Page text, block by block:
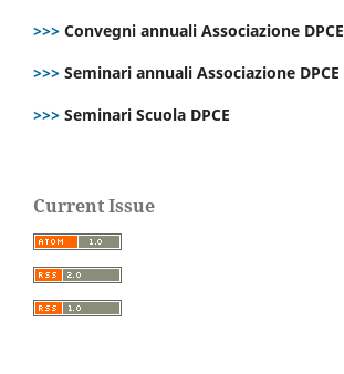
>>> Convegni annuali Associazione DPCE
>>> Seminari annuali Associazione DPCE
>>> Seminari Scuola DPCE
Current Issue